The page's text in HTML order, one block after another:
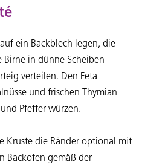
ein Backblech legen, die
Birne in dünne Scheiben
verteilen. Den Feta
und frischen Thymian
Pfeffer würzen.
Kruste die Ränder optional mit
Backofen gemäß der